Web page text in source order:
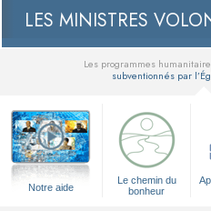
LES MINISTRES
Les programmes
subventionnés par
Notre aide
Le chemin du
bonheur